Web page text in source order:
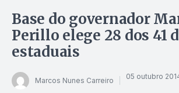
Base do governador
Perillo elege 28 dos 41
estaduais
Marcos Nunes Carreiro 05 outubro